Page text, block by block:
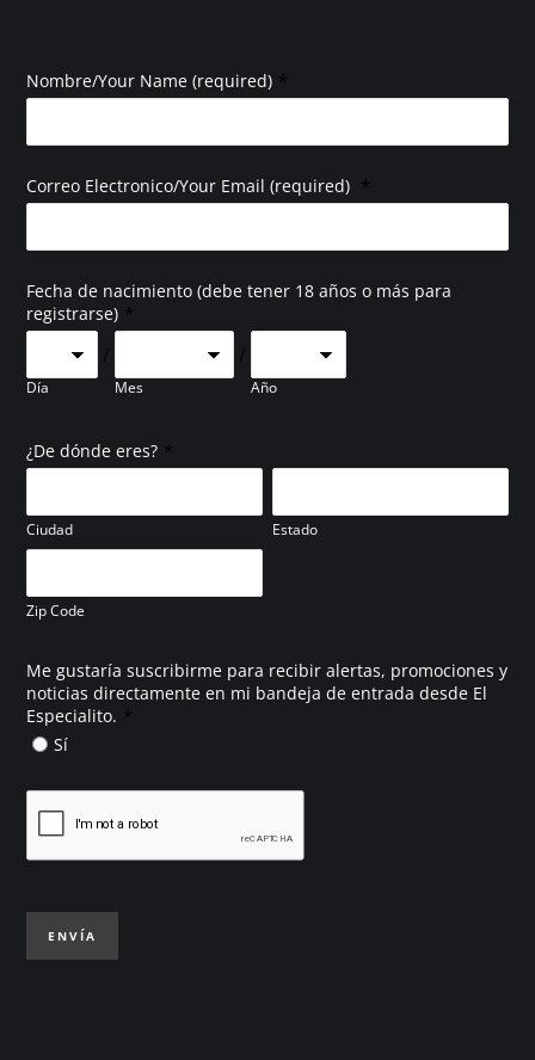
Nombre/Your Name (required) *
Correo Electronico/Your Email (required) *
Fecha de nacimiento (debe tener 18 años o más para
registrarse) *
Día
/
Mes
/
Año
¿De dónde eres? *
Ciudad Estado
Zip Code
Me gustaría suscribirme para recibir alertas, promociones y
noticias directamente en mi bandeja de entrada desde El
Especialito. *
Sí
ENVÍA